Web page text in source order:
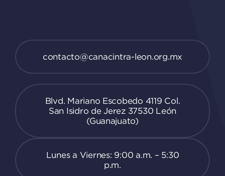
contacto@canacintra-leon.org.mx
Blvd. Mariano Escobedo 4119 Col.
San Isidro de Jerez 37530 León
(Guanajuato)
Lunes a Viernes: 9:00 a.m. – 5:30
p.m.